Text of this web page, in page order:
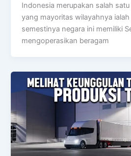
Indonesia merupakan salah
yang mayoritas wilayahnya
semestinya negara ini memiliki
mengoperasikan beragam